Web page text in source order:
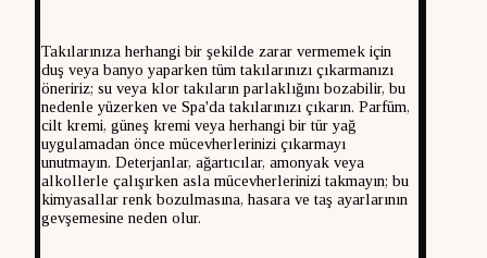
Takılarınıza herhangi bir şekilde zarar vermemek için
duş veya banyo yaparken tüm takılarınızı çıkarmanızı
öneririz; su veya klor takıların parlaklığını bozabilir, bu
nedenle yüzerken ve Spa'da takılarınızı çıkarın. Parfüm,
cilt kremi, güneş kremi veya herhangi bir tür yağ
uygulamadan önce mücevherlerinizi çıkarmayı
unutmayın. Deterjanlar, ağartıcılar, amonyak veya
alkollerle çalışırken asla mücevherlerinizi takmayın; bu
kimyasallar renk bozulmasına, hasara ve taş ayarlarının
gevşemesine neden olur.